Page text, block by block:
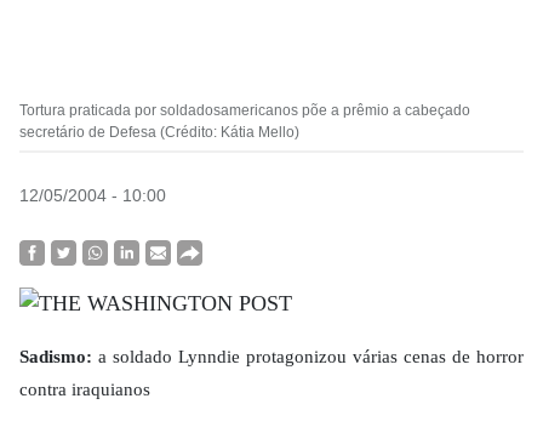
Tortura praticada por soldadosamericanos põe a prêmio a cabeçado
secretário de Defesa (Crédito: Kátia Mello)
12/05/2004 - 10:00
Sadismo: a soldado Lynndie protagonizou várias cenas de horror
contra iraquianos